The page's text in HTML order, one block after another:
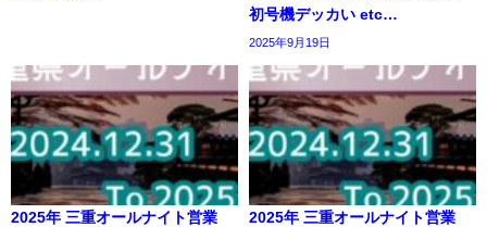
初号機デッカい etc…
2025年9月19日
2025年 三重オールナイト営業
2025年 三重オールナイト営業